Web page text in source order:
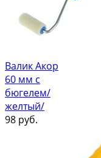
Валик Акор
60 мм с
бюгелем/
желтый/
98 руб.